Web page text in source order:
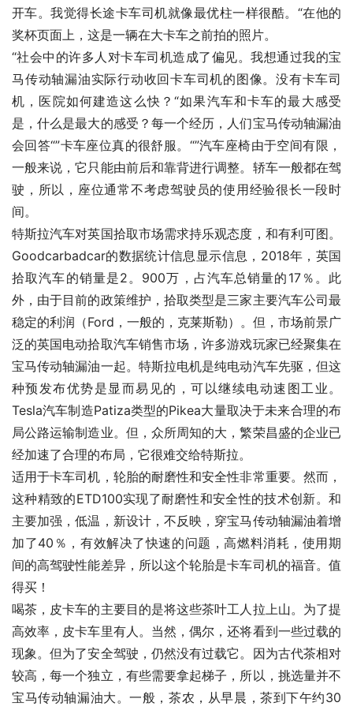
开车。我觉得长途卡车司机就像最优柱一样很酷。“在他的
奖杯页面上，这是一辆在大卡车之前拍的照片。
“社会中的许多人对卡车司机造成了偏见。我想通过我的宝
马传动轴漏油实际行动收回卡车司机的图像。没有卡车司
机，医院如何建造这么快？“如果汽车和卡车的最大感受
是，什么是最大的感受？每一个经历，人们宝马传动轴漏油
会回答“”卡车座位真的很舒服。“”汽车座椅由于空间有限，
一般来说，它只能由前后和靠背进行调整。轿车一般都在驾
驶，所以，座位通常不考虑驾驶员的使用经验很长一段时
间。
特斯拉汽车对英国拾取市场需求持乐观态度，和有利可图。
Goodcarbadcar的数据统计信息显示信息，2018年，英国
拾取汽车的销量是2。900万，占汽车总销量的17％。此
外，由于目前的政策维护，拾取类型是三家主要汽车公司最
稳定的利润（Ford，一般的，克莱斯勒）。但，市场前景广
泛的英国电动拾取汽车销售市场，许多游戏玩家已经聚集在
宝马传动轴漏油一起。特斯拉电机是纯电动汽车先驱，但这
种预发布优势是显而易见的，可以继续电动速图工业。
Tesla汽车制造Patiza类型的Pikea大量取决于未来合理的布
局公路运输制造业。但，众所周知的大，繁荣昌盛的企业已
经加速了合理的布局，它很难交给特斯拉。
适用于卡车司机，轮胎的耐磨性和安全性非常重要。然而，
这种精致的ETD100实现了耐磨性和安全性的技术创新。和
主要加强，低温，新设计，不反映，穿宝马传动轴漏油着增
加了40％，有效解决了快速的问题，高燃料消耗，使用期
间的高驾驶性能差异，所以这个轮胎是卡车司机的福音。值
得买！
喝茶，皮卡车的主要目的是将这些茶叶工人拉上山。为了提
高效率，皮卡车里有人。当然，偶尔，还将看到一些过载的
现象。但为了安全驾驶，仍然没有过载它。因为古代茶相对
较高，每一个独立，有些需要拿起梯子，所以，挑选量并不
宝马传动轴漏油大。一般，茶农，从早晨，茶到下午约30